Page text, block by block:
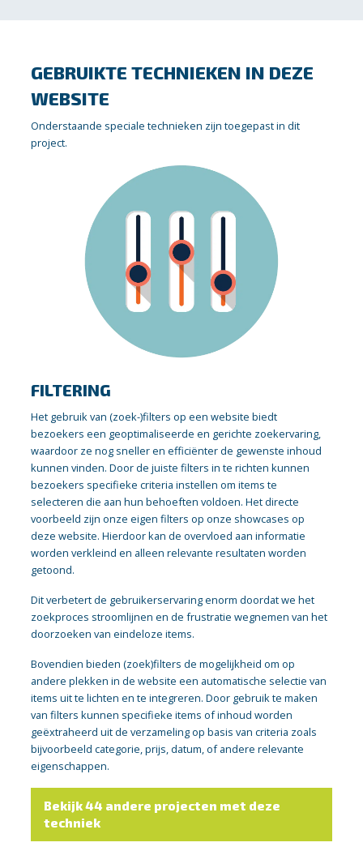
GEBRUIKTE TECHNIEKEN IN DEZE
WEBSITE
Onderstaande speciale technieken zijn toegepast in dit
project.
FILTERING
Het gebruik van (zoek-)filters op een website biedt
bezoekers een geoptimaliseerde en gerichte zoekervaring,
waardoor ze nog sneller en efficiënter de gewenste inhoud
kunnen vinden. Door de juiste filters in te richten kunnen
bezoekers specifieke criteria instellen om items te
selecteren die aan hun behoeften voldoen. Het directe
voorbeeld zijn onze eigen filters op onze showcases op
deze website. Hierdoor kan de overvloed aan informatie
worden verkleind en alleen relevante resultaten worden
getoond.
Dit verbetert de gebruikerservaring enorm doordat we het
zoekproces stroomlijnen en de frustratie wegnemen van het
doorzoeken van eindeloze items.
Bovendien bieden (zoek)filters de mogelijkheid om op
andere plekken in de website een automatische selectie van
items uit te lichten en te integreren. Door gebruik te maken
van filters kunnen specifieke items of inhoud worden
geëxtraheerd uit de verzameling op basis van criteria zoals
bijvoorbeeld categorie, prijs, datum, of andere relevante
eigenschappen.
Bekijk 44 andere projecten met deze
techniek